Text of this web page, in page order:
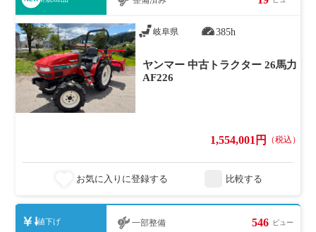
岐阜県 385h
ヤンマー 中古トラクター 26馬力
AF226
1,554,001円 （税込）
お気に入りに登録する 比較する
値下げ 一部整備 546 ビュー